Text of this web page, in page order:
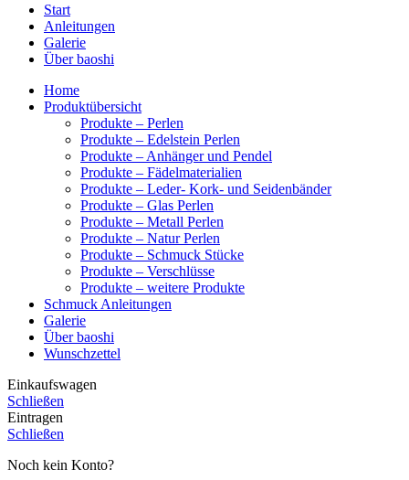
Start
Anleitungen
Galerie
Über baoshi
Home
Produktübersicht
Produkte – Perlen
Produkte – Edelstein Perlen
Produkte – Anhänger und Pendel
Produkte – Fädelmaterialien
Produkte – Leder- Kork- und Seidenbänder
Produkte – Glas Perlen
Produkte – Metall Perlen
Produkte – Natur Perlen
Produkte – Schmuck Stücke
Produkte – Verschlüsse
Produkte – weitere Produkte
Schmuck Anleitungen
Galerie
Über baoshi
Wunschzettel
Einkaufswagen
Schließen
Eintragen
Schließen
Noch kein Konto?